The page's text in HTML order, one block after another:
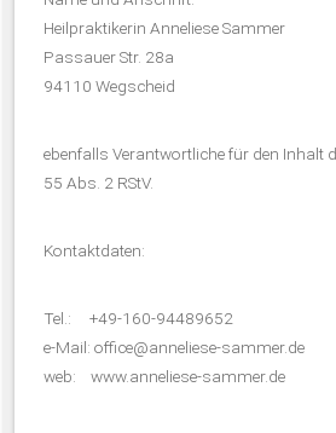
Heilpraktikerin Anneliese Sammer
Passauer Str. 28a
94110 Wegscheid
ebenfalls Verantwortliche für den Inhalt
55 Abs. 2 RStV.
Kontaktdaten:
Tel.: +49-160-94489652
e-Mail: office@anneliese-sammer.de
web: www.anneliese-sammer.de